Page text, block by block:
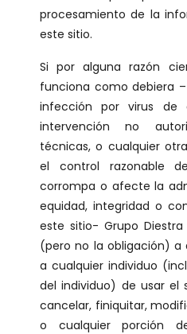
procesamiento de la
este sitio.
Si por alguna razón
funciona como debiera
infección por virus de
intervención no
técnicas, o cualquier
el control razonable
corrompa o afecte la
equidad, integridad o
este sitio- Grupo
(pero no la obligación) a
a cualquier individuo
del individuo) de usar el
cancelar, finiquitar,
o cualquier porción